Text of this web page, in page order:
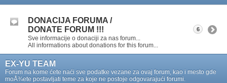
DONACIJA FORUMA /
DONATE FORUM !!!
Sve informacije o donaciji za nas forum...
All informations about donations for this forum...
6
EX-YU TEAM
Forum na kome ćete naći sve podatke vezane za ovaj forum, kao i mesto gde
moÅ¾ete postavljati teme za koje ne postoje odgovarajući forumi.